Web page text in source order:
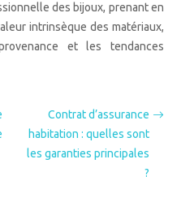
des bijoux, prenant en
intrinsèque des matériaux,
et les tendances
Contrat d’assurance
habitation : quelles sont
les garanties principales
?